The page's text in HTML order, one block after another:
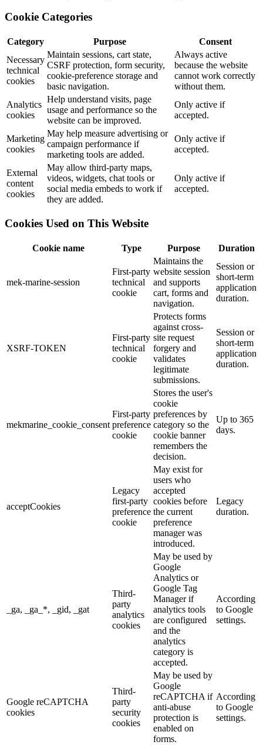
Cookie Categories
Category Purpose
Consent
Necessary
technical
cookies
Maintain sessions, cart state,
CSRF protection, form security,
cookie-preference storage and
basic navigation.
Always active
because the website
cannot work correctly
without them.
Analytics
cookies
Help understand visits, page
usage and performance so the
website can be improved.
Only active if
accepted.
Marketing
cookies
May help measure advertising or
campaign performance if
marketing tools are added.
Only active if
accepted.
External
content
cookies
May allow third-party maps,
videos, widgets, chat tools or
social media embeds to work if
they are added.
Only active if
accepted.
Cookies Used on This Website
Cookie name Type Purpose Duration
mek-marine-session
First-party
technical
cookie
Maintains the
website session
and supports
cart, forms and
navigation.
Session or
short-term
application
duration.
XSRF-TOKEN
First-party
technical
cookie
Protects forms
against cross-
site request
forgery and
validates
legitimate
submissions.
Session or
short-term
application
duration.
mekmarine_cookie_consent
First-party
preference
cookie
Stores the user's
cookie
preferences by
category so the
cookie banner
remembers the
decision.
Up to 365
days.
acceptCookies
Legacy
first-party
preference
cookie
May exist for
users who
accepted
cookies before
the current
preference
manager was
introduced.
Legacy
duration.
_ga, _ga_*, _gid, _gat
Third-
party
analytics
cookies
May be used by
Google
Analytics or
Google Tag
Manager if
analytics tools
are configured
and the
analytics
category is
accepted.
According
to Google
settings.
Google reCAPTCHA
cookies
Third-
party
security
cookies
May be used by
Google
reCAPTCHA if
anti-abuse
protection is
enabled on
forms.
According
to Google
settings.